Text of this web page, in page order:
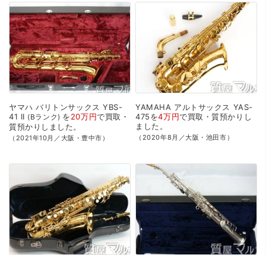
ヤマハ バリトンサックス YBS-
41 II Bランク を20万円で買取・
質預かり しました。
（2021年10月／大阪・豊中市）
YAMAHA アルトサックス YAS-
475を4万円で買取・質預かり し
ました。
（2020年8月／大阪・池田市）